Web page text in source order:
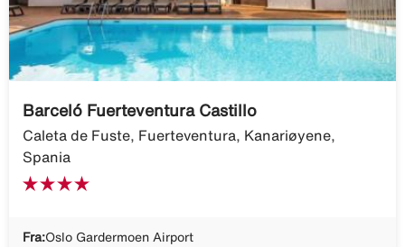
Barceló Fuerteventura Castillo
Caleta de Fuste, Fuerteventura, Kanariøyene,
Spania
Fra:Oslo Gardermoen Airport